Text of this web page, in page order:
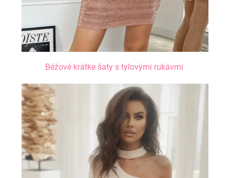
Béžové krátke šaty s tylovými rukávmi